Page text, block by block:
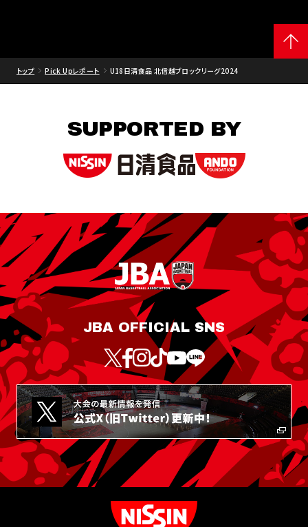
トップ Pick Upレポート U18日清食品 北信越ブロックリーグ2024
SUPPORTED BY
JBA OFFICIAL SNS